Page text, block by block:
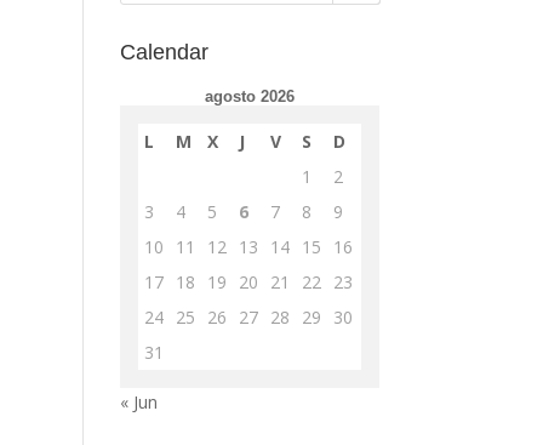
Calendar
agosto 2026
L M X J V S
D
1
2
3
4 5 6 7 8
9
10
11 12 13 14 15
16
17 18 19 20 21 22
23
24 25 26 27 28 29
30
31
« Jun